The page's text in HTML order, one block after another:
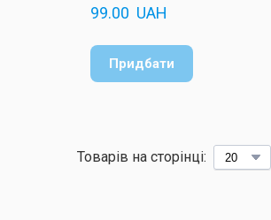
99.00  UAH
Придбати
Товарів на сторінці: